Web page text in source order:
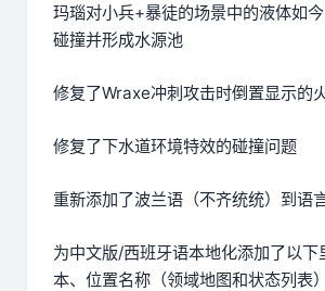
玛瑙对小兵+暴徒的场景中的液体如
碰撞并形成水源池
修复了Wraxe冲刺攻击时倒置显示的
修复了下水道环境特效的碰撞问题
重新添加了波兰语（不齐统统）到语
为中文版/西班牙语本地化添加了以下
本、位置名称（领域地图和状态列表